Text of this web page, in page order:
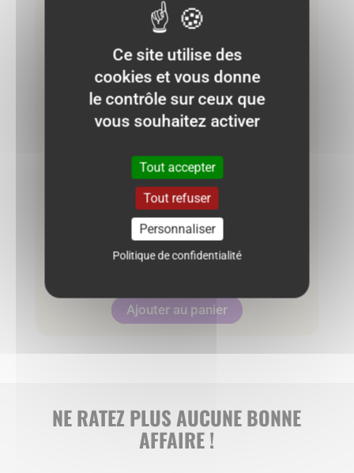
Blouse LC Kids 2 ans – bleu à motifs
7.00€
Ajouter au panier
NE RATEZ PLUS AUCUNE BONNE
AFFAIRE !
Ce site utilise des
cookies et vous donne
le contrôle sur ceux que
vous souhaitez activer
Tout accepter
Tout refuser
Personnaliser
Politique de confidentialité